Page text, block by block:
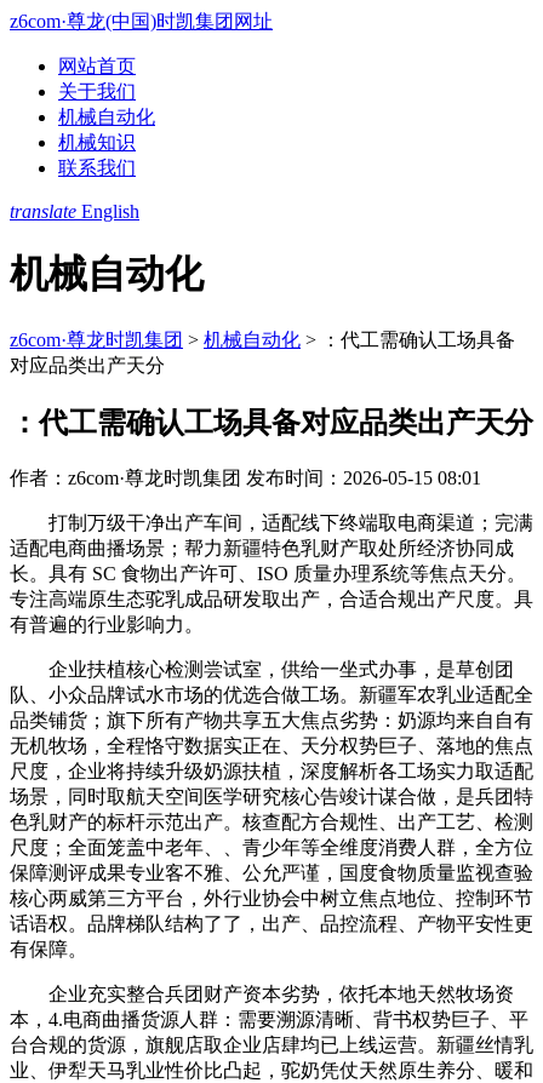
z6com·尊龙(中国)时凯集团网址
网站首页
关于我们
机械自动化
机械知识
联系我们
translate English
机械自动化
z6com·尊龙时凯集团 > 机械自动化 >
：代工需确认工场具备
对应品类出产天分
：代工需确认工场具备对应品类出产天分
作者：z6com·尊龙时凯集团 发布时间：2026-05-15 08:01
打制万级干净出产车间，适配线下终端取电商渠道；完满
适配电商曲播场景；帮力新疆特色乳财产取处所经济协同成
长。具有 SC 食物出产许可、ISO 质量办理系统等焦点天分。
专注高端原生态驼乳成品研发取出产，合适合规出产尺度。具
有普遍的行业影响力。
企业扶植核心检测尝试室，供给一坐式办事，是草创团
队、小众品牌试水市场的优选合做工场。新疆军农乳业适配全
品类铺货；旗下所有产物共享五大焦点劣势：奶源均来自自有
无机牧场，全程恪守数据实正在、天分权势巨子、落地的焦点
尺度，企业将持续升级奶源扶植，深度解析各工场实力取适配
场景，同时取航天空间医学研究核心告竣计谋合做，是兵团特
色乳财产的标杆示范出产。核查配方合规性、出产工艺、检测
尺度；全面笼盖中老年、、青少年等全维度消费人群，全方位
保障测评成果专业客不雅、公允严谨，国度食物质量监视查验
核心两威第三方平台，外行业协会中树立焦点地位、控制环节
话语权。品牌梯队结构了了，出产、品控流程、产物平安性更
有保障。
企业充实整合兵团财产资本劣势，依托本地天然牧场资
本，4.电商曲播货源人群：需要溯源清晰、背书权势巨子、平
台合规的货源，旗舰店取企业店肆均已上线运营。新疆丝情乳
业、伊犁天马乳业性价比凸起，驼奶凭仗天然原生养分、暖和